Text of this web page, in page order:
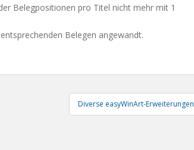
Belegpositionen pro Titel nicht mehr mit 1
Belegen angewandt.
Diverse easyWinArt-Erweiterungen